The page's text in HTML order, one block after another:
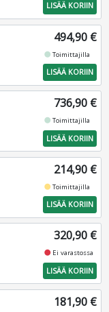
LISÄÄ KORIIN
494,90 €
fiber_manual_recordToimittajilla
LISÄÄ KORIIN
736,90 €
fiber_manual_recordToimittajilla
LISÄÄ KORIIN
214,90 €
fiber_manual_recordToimittajilla
LISÄÄ KORIIN
320,90 €
fiber_manual_record Ei varastossa
LISÄÄ KORIIN
181,90 €